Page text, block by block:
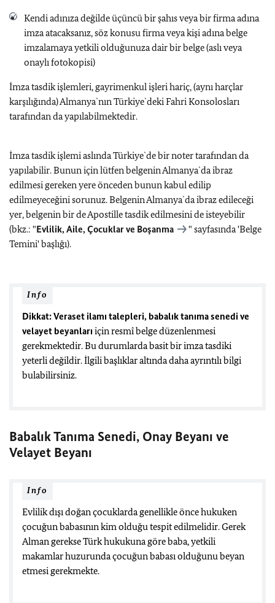
Kendi adınıza değilde üçüncü bir şahıs veya bir firma adına
imza atacaksanız, söz konusu firma veya kişi adına belge
imzalamaya yetkili olduğunuza dair bir belge (aslı veya
onaylı fotokopisi)
İmza tasdik işlemleri, gayrimenkul işleri hariç, (aynı harçlar
karşılığında) Almanya`nın Türkiye`deki Fahri Konsolosları
tarafından da yapılabilmektedir.
İmza tasdik işlemi aslında Türkiye`de bir noter tarafından da
yapılabilir. Bunun için lütfen belgenin Almanya`da ibraz
edilmesi gereken yere önceden bunun kabul edilip
edilmeyeceğini sorunuz. Belgenin Almanya`da ibraz edileceği
yer, belgenin bir de Apostille tasdik edilmesini de isteyebilir
(bkz.: "Evlilik, Aile, Çocuklar ve Boşanma
" sayfasında 'Belge
Temini' başlığı).
Info
Dikkat: Veraset ilamı talepleri, babalık tanıma senedi ve
velayet beyanları için resmî belge düzenlenmesi
gerekmektedir. Bu durumlarda basit bir imza tasdiki
yeterli değildir. İlgili başlıklar altında daha ayrıntılı bilgi
bulabilirsiniz.
Babalık Tanıma Senedi, Onay Beyanı ve
Velayet Beyanı
Info
Evlilik dışı doğan çocuklarda genellikle önce hukuken
çocuğun babasının kim olduğu tespit edilmelidir. Gerek
Alman gerekse Türk hukukuna göre baba, yetkili
makamlar huzurunda çocuğun babası olduğunu beyan
etmesi gerekmekte.